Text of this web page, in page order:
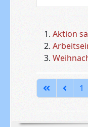
Aktion
1